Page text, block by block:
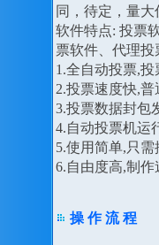
同，待定，量大
软件特点: 投票
票软件、代理投
1.全自动投票,
2.投票速度快,
3.投票数据封包
4.自动投票机运
5.使用简单,只
6.自由度高,制
操 作 流 程